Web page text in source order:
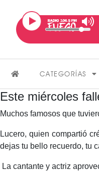
CATEGORÍAS
Este miércoles
Muchos famosos que
Lucero, quien compartió
dejas tu bello recuerdo, tu
La cantante y actriz